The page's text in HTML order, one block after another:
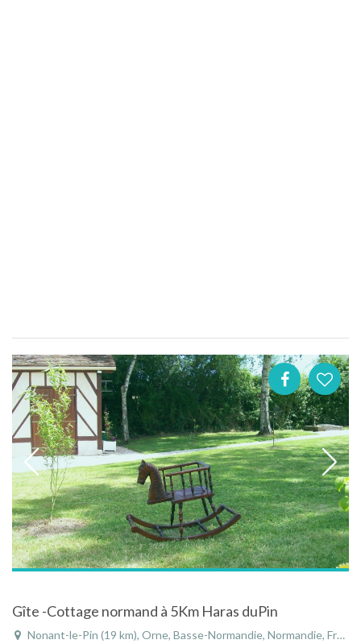
Gîte -Cottage normand à 5Km Haras duPin
Nonant-le-Pin (19 km), Orne, Basse-Normandie, Normandie, France